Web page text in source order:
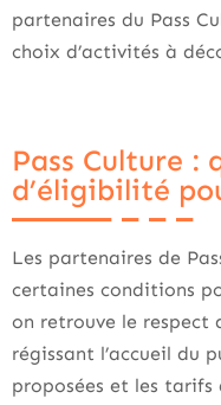
partenaires du Pass
choix d’activités à
Pass Culture :
d’éligibilité
Les partenaires de
certaines conditions
on retrouve le respect
régissant l’accueil du
proposées et les tarifs